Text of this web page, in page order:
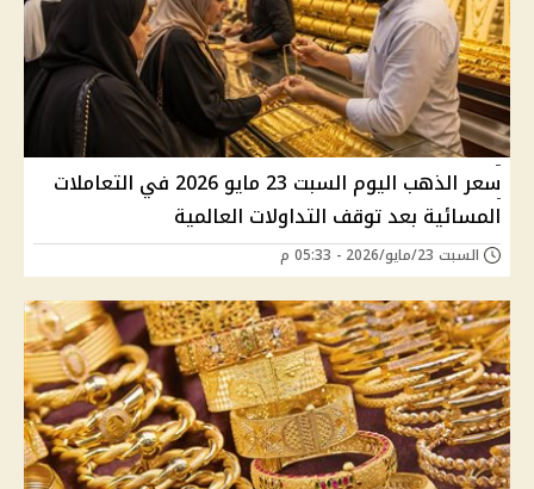
سعر الذهب اليوم السبت 23 مايو 2026 في التعاملات
المسائية بعد توقف التداولات العالمية
السبت 23/مايو/2026 - 05:33 م